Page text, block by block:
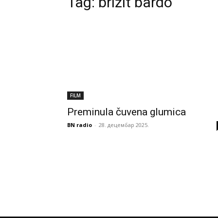
FILM
Preminula čuvena glumica
BN radio - 28. децембар 2025.